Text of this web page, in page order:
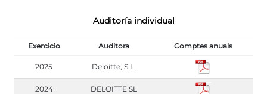
Auditoría individual
Exercicio Auditora Comptes anuals
2025 Deloitte, S.L.
2024 DELOITTE SL